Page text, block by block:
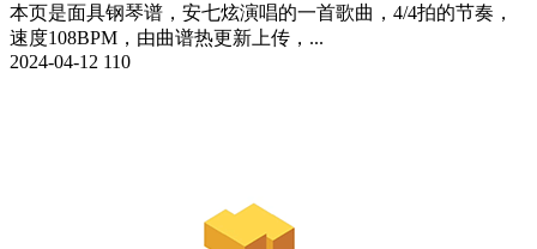
本页是面具钢琴谱，安七炫演唱的一首歌曲，4/4拍的节奏，
速度108BPM，由曲谱热更新上传，...
2024-04-12 110